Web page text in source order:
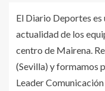
El Diario Deportes
actualidad de los
centro de Mairena.
(Sevilla) y formamos
Leader Comunicación